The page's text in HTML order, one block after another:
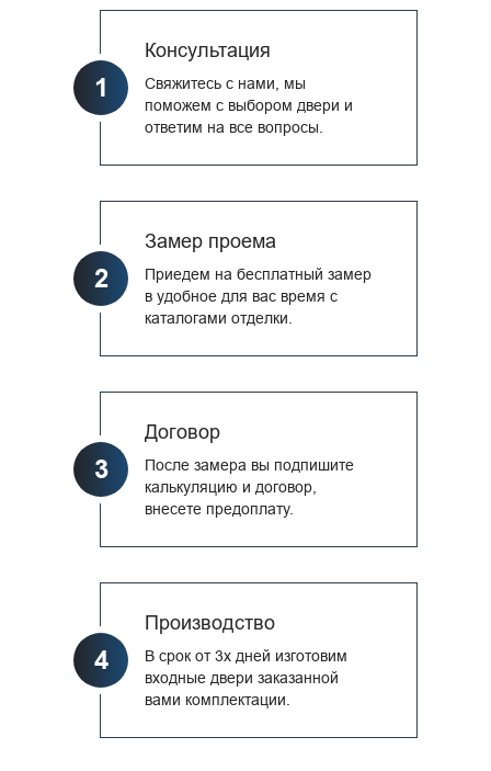
1
Консультация
Свяжитесь с нами, мы
поможем с выбором двери и
ответим на все вопросы.
2
Замер проема
Приедем на бесплатный замер
в удобное для вас время с
каталогами отделки.
3
Договор
После замера вы подпишите
калькуляцию и договор,
внесете предоплату.
4
Производство
В срок от 3х дней изготовим
входные двери заказанной
вами комплектации.